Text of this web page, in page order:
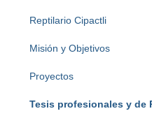
Reptilario Cipactli
Misión y Objetivos
Proyectos
Tesis profesionales y de